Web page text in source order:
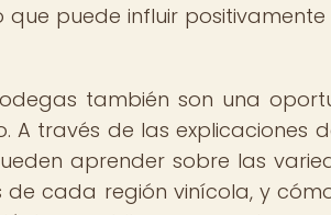
que puede influir
también son una
A través de las explicaciones
aprender sobre las
cada región vinícola, y